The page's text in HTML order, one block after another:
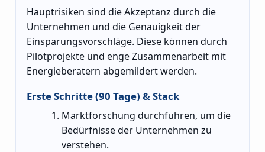
Hauptrisiken sind die Akzeptanz durch die
Unternehmen und die Genauigkeit der
Einsparungsvorschläge. Diese können durch
Pilotprojekte und enge Zusammenarbeit mit
Energieberatern abgemildert werden.
Erste Schritte (90 Tage) & Stack
Marktforschung durchführen, um die
Bedürfnisse der Unternehmen zu
verstehen.